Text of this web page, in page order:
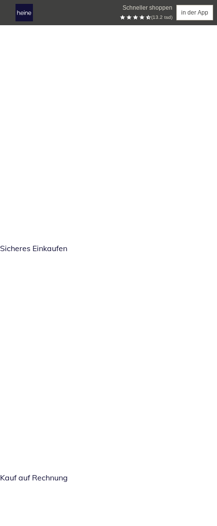
Schneller shoppen
(13.2 tsd)
in der App
Sicheres Einkaufen
Kauf auf Rechnung